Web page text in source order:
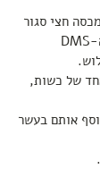
חצי סגור
על מנת לאפשר לחומרי המוצא ה-DMS
של כשות,
אותם בעשר